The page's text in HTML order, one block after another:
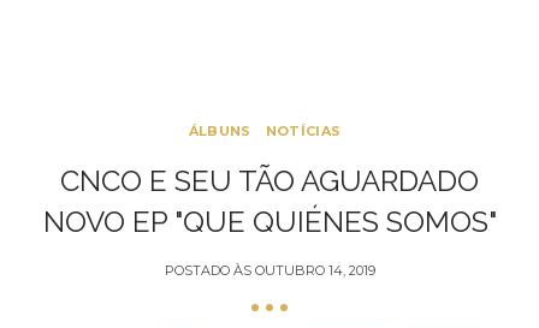
ÁLBUNS NOTÍCIAS
CNCO E SEU TÃO AGUARDADO
NOVO EP "QUE QUIÉNES SOMOS"
POSTADO ÀS OUTUBRO 14, 2019